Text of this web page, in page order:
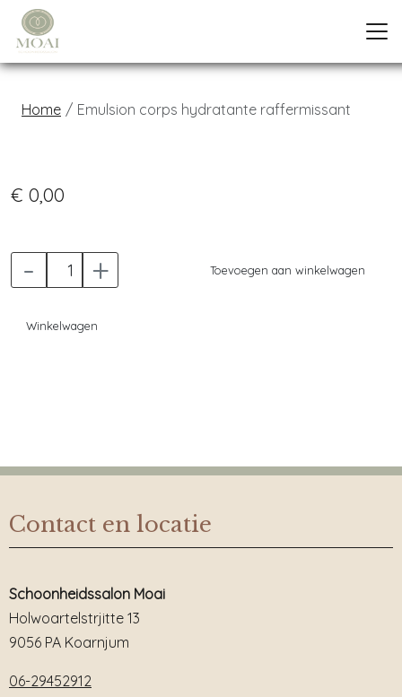
Home Emulsion corps hydratante raffermissant
€ 0,00
- + Toevoegen aan winkelwagen
Winkelwagen
Contact en locatie
Schoonheidssalon Moai
Holwoartelstrjitte 13
9056 PA Koarnjum
06-29452912